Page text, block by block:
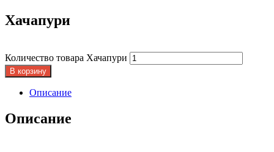
Хачапури
Количество товара Хачапури
В корзину
Описание
Описание